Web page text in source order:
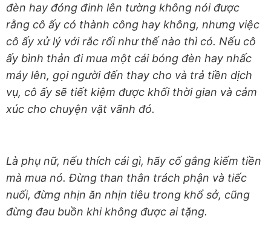
đèn hay đóng đinh lên tường không nói được
rằng cô ấy có thành công hay không, nhưng việc
cô ấy xử lý với rắc rối như thế nào thì có. Nếu cô
ấy bình thản đi mua một cái bóng đèn hay nhấc
máy lên, gọi người đến thay cho và trả tiền dịch
vụ, cô ấy sẽ tiết kiệm được khối thời gian và cảm
xúc cho chuyện vặt vãnh đó.
Là phụ nữ, nếu thích cái gì, hãy cố gắng kiếm tiền
mà mua nó. Đừng than thân trách phận và tiếc
nuối, đừng nhịn ăn nhịn tiêu trong khổ sở, cũng
đừng đau buồn khi không được ai tặng.